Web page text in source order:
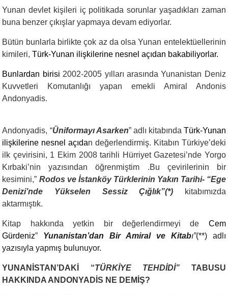
Yunan devlet kişileri iç politikada sorunlar yaşadıkları zaman
buna benzer çıkışlar yapmaya devam ediyorlar.
Bütün bunlarla birlikte çok az da olsa Yunan entelektüellerinin
kimileri,Türk-Yunan ilişkilerine nesnel açıdan bakabiliyorlar.
Bunlardan birisi 2002-2005 yılları arasında Yunanistan Deniz
Kuvvetleri Komutanlığı yapan emekli Amiral Andonis
Andonyadis.
Andonyadis, “Üniformayı Asarken” adlı kitabında Türk-Yunan
ilişkilerine nesnel açıdan değerlendirmiş. Kitabın Türkiye’deki
ilk çevirisini, 1 Ekim 2008 tarihli Hürriyet Gazetesi’nde Yorgo
Kırbaki’nin yazısından öğrenmiştim .Bu çevirilerinin bir
kesimini,” Rodos ve İstanköy Türklerinin Yakın Tarihi- “Ege
Denizi’nde Yükselen Sessiz Çığlık”(*) kitabımızda
aktarmıştık.
Kitap hakkında yetkin bir değerlendirmeyi de Cem
Gürdeniz” Yunanistan’dan Bir Amiral ve Kitabı”(**) adlı
yazısıyla yapmış bulunuyor.
YUNANİSTAN’DAKİ “TÜRKİYE TEHDİDİ” TABUSU
HAKKINDA ANDONYADİS NE DEMİŞ?